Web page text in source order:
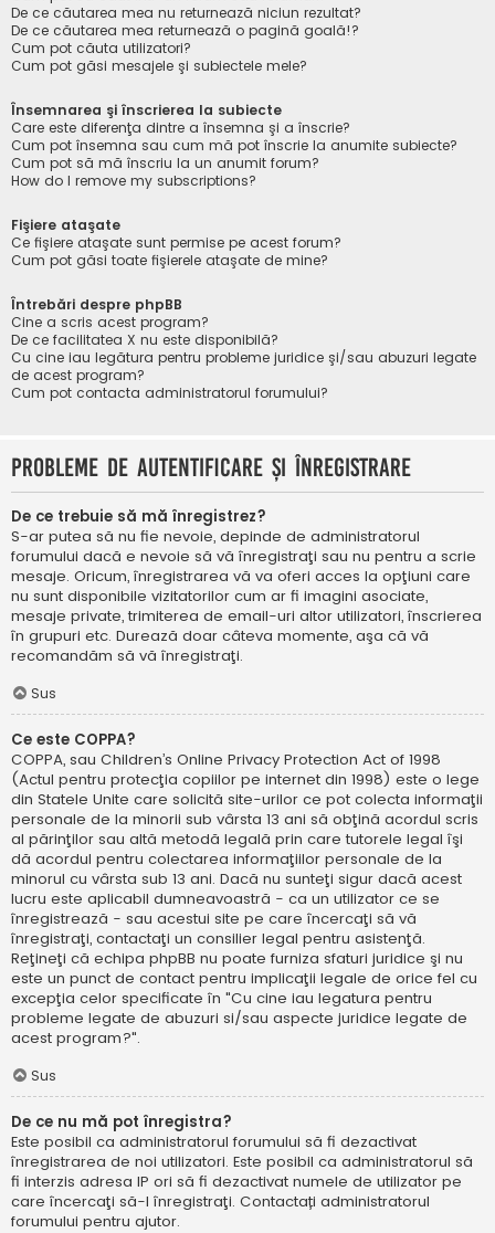
De ce căutarea mea nu returnează niciun rezultat?
De ce căutarea mea returnează o pagină goală!?
Cum pot căuta utilizatori?
Cum pot găsi mesajele şi subiectele mele?
Însemnarea şi înscrierea la subiecte
Care este diferenţa dintre a însemna şi a înscrie?
Cum pot însemna sau cum mă pot înscrie la anumite subiecte?
Cum pot să mă înscriu la un anumit forum?
How do I remove my subscriptions?
Fişiere ataşate
Ce fişiere ataşate sunt permise pe acest forum?
Cum pot găsi toate fişierele ataşate de mine?
Întrebări despre phpBB
Cine a scris acest program?
De ce facilitatea X nu este disponibilă?
Cu cine iau legătura pentru probleme juridice şi/sau abuzuri legate
de acest program?
Cum pot contacta administratorul forumului?
Probleme de autentificare şi înregistrare
De ce trebuie să mă înregistrez?
S-ar putea să nu fie nevoie, depinde de administratorul
forumului dacă e nevoie să vă înregistraţi sau nu pentru a scrie
mesaje. Oricum, înregistrarea vă va oferi acces la opţiuni care
nu sunt disponibile vizitatorilor cum ar fi imagini asociate,
mesaje private, trimiterea de email-uri altor utilizatori, înscrierea
în grupuri etc. Durează doar câteva momente, aşa că vă
recomandăm să vă înregistraţi.
Sus
Ce este COPPA?
COPPA, sau Children’s Online Privacy Protection Act of 1998
(Actul pentru protecţia copiilor pe internet din 1998) este o lege
din Statele Unite care solicită site-urilor ce pot colecta informaţii
personale de la minorii sub vârsta 13 ani să obţină acordul scris
al părinţilor sau altă metodă legală prin care tutorele legal îşi
dă acordul pentru colectarea informaţiilor personale de la
minorul cu vârsta sub 13 ani. Dacă nu sunteţi sigur dacă acest
lucru este aplicabil dumneavoastră - ca un utilizator ce se
înregistrează - sau acestui site pe care încercaţi să vă
înregistraţi, contactaţi un consilier legal pentru asistenţă.
Reţineţi că echipa phpBB nu poate furniza sfaturi juridice şi nu
este un punct de contact pentru implicaţii legale de orice fel cu
excepţia celor specificate în "Cu cine iau legatura pentru
probleme legate de abuzuri si/sau aspecte juridice legate de
acest program?".
Sus
De ce nu mă pot înregistra?
Este posibil ca administratorul forumului să fi dezactivat
înregistrarea de noi utilizatori. Este posibil ca administratorul să
fi interzis adresa IP ori să fi dezactivat numele de utilizator pe
care încercaţi să-l înregistraţi. Contactați administratorul
forumului pentru ajutor.